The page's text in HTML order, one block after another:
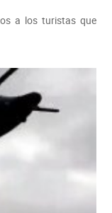
a los turistas que